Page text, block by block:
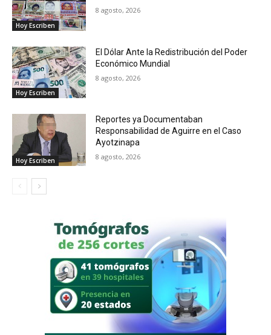
Hoy Escriben
8 agosto, 2026
Hoy Escriben
El Dólar Ante la Redistribución del Poder
Económico Mundial
8 agosto, 2026
Hoy Escriben
Reportes ya Documentaban
Responsabilidad de Aguirre en el Caso
Ayotzinapa
8 agosto, 2026